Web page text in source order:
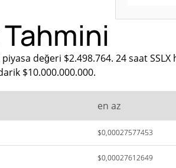
değeri $2.498.764. 24 saat
$10.000.000.000.
en az
$0,00027577453
$0,00027612649